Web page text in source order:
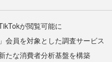
が閲覧可能に
会員を対象とした調査サービス
たな消費者分析基盤を構築